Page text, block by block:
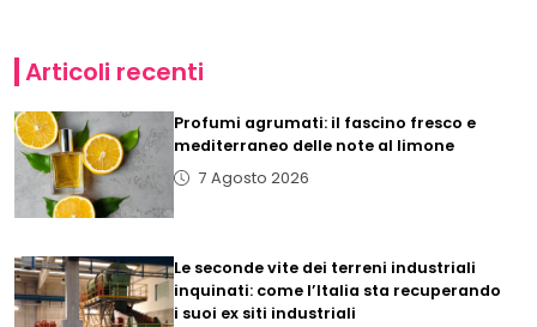
Articoli recenti
Profumi agrumati: il fascino fresco e
mediterraneo delle note al limone
7 Agosto 2026
Le seconde vite dei terreni industriali
inquinati: come l’Italia sta recuperando
i suoi ex siti industriali